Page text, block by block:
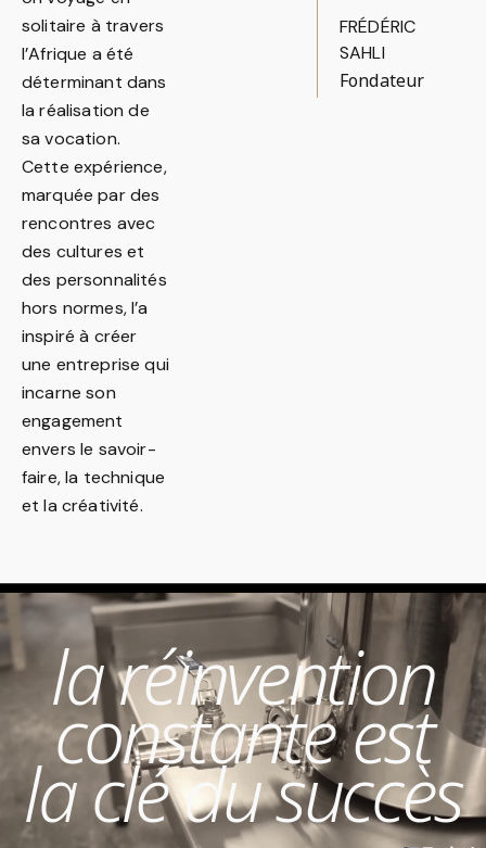
solitaire à travers
l’Afrique a été
déterminant dans
la réalisation de
sa vocation.
Cette expérience,
marquée par des
rencontres avec
des cultures et
des personnalités
hors normes, l’a
inspiré à créer
une entreprise qui
incarne son
engagement
envers le savoir-
faire, la technique
et la créativité.
FRÉDÉRIC
SAHLI
Fondateur
la réinvention
constante est
la clé du succès